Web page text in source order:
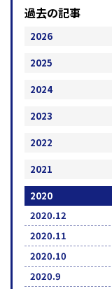
過去の記事
2026
2025
2024
2023
2022
2021
2020
2020.12
2020.11
2020.10
2020.9